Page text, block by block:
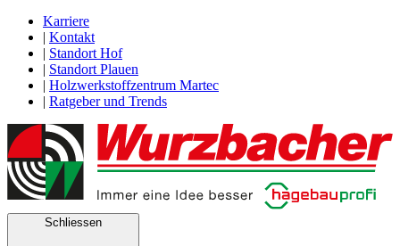
Karriere
| Kontakt
| Standort Hof
| Standort Plauen
| Holzwerkstoffzentrum Martec
| Ratgeber und Trends
Schliessen